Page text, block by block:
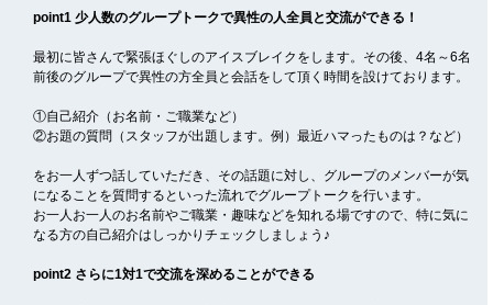
point1 少人数のグループトークで異性の人全員と交流ができる！
最初に皆さんで緊張ほぐしのアイスブレイクをします。その後、4名～6名
前後のグループで異性の方全員と会話をして頂く時間を設けております。
①自己紹介（お名前・ご職業など）
②お題の質問（スタッフが出題します。例）最近ハマったものは？など）
をお一人ずつ話していただき、その話題に対し、グループのメンバーが気
になることを質問するといった流れでグループトークを行います。
お一人お一人のお名前やご職業・趣味などを知れる場ですので、特に気に
なる方の自己紹介はしっかりチェックしましょう♪
point2 さらに1対1で交流を深めることができる